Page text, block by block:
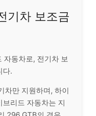
기차 보조금
동차로, 전기차 보
다.
차만 지원하며, 하이
리드 자동차는 지